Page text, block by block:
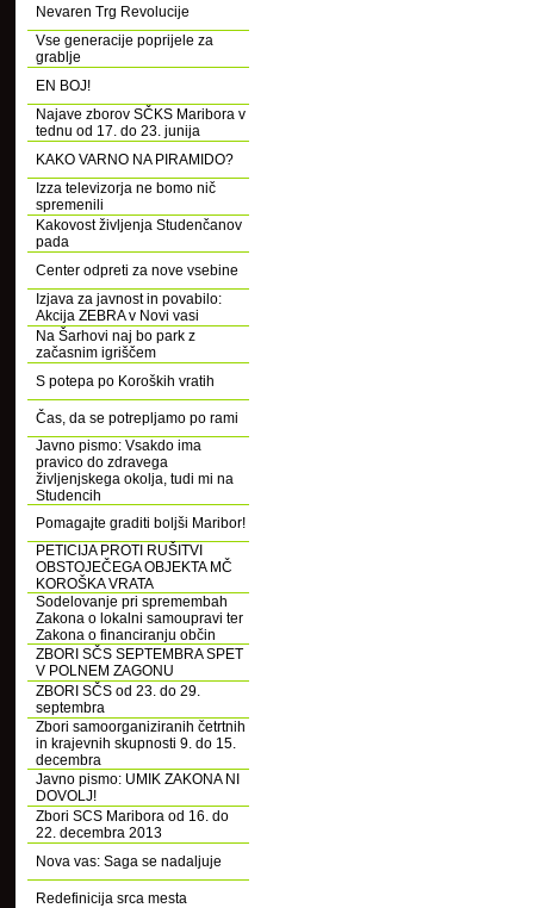
Nevaren Trg Revolucije
Vse generacije poprijele za
grablje
EN BOJ!
Najave zborov SČKS Maribora v
tednu od 17. do 23. junija
KAKO VARNO NA PIRAMIDO?
Izza televizorja ne bomo nič
spremenili
Kakovost življenja Studenčanov
pada
Center odpreti za nove vsebine
Izjava za javnost in povabilo:
Akcija ZEBRA v Novi vasi
Na Šarhovi naj bo park z
začasnim igriščem
S potepa po Koroških vratih
Čas, da se potrepljamo po rami
Javno pismo: Vsakdo ima
pravico do zdravega
življenjskega okolja, tudi mi na
Studencih
Pomagajte graditi boljši Maribor!
PETICIJA PROTI RUŠITVI
OBSTOJEČEGA OBJEKTA MČ
KOROŠKA VRATA
Sodelovanje pri spremembah
Zakona o lokalni samoupravi ter
Zakona o financiranju občin
ZBORI SČS SEPTEMBRA SPET
V POLNEM ZAGONU
ZBORI SČS od 23. do 29.
septembra
Zbori samoorganiziranih četrtnih
in krajevnih skupnosti 9. do 15.
decembra
Javno pismo: UMIK ZAKONA NI
DOVOLJ!
Zbori SCS Maribora od 16. do
22. decembra 2013
Nova vas: Saga se nadaljuje
Redefinicija srca mesta